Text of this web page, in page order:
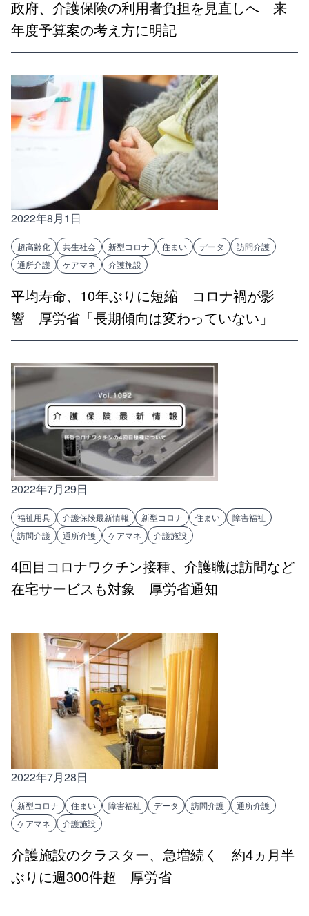
政府、介護保険の利用者負担を見直しへ 来
年度予算案の考え方に明記
2022年8月1日
超高齢化 共生社会 新型コロナ 住まい データ
訪問介護
通所介護
ケアマネ 介護施設
平均寿命、10年ぶりに短縮 コロナ禍が影
響 厚労省「長期傾向は変わっていない」
2022年7月29日
福祉用具 介護保険最新情報 新型コロナ 住まい
障害福祉
訪問介護
通所介護 ケアマネ 介護施設
4回目コロナワクチン接種、介護職は訪問など
在宅サービスも対象 厚労省通知
2022年7月28日
新型コロナ 住まい 障害福祉 データ 訪問介護
通所介護
ケアマネ
介護施設
介護施設のクラスター、急増続く 約4ヵ月半
ぶりに週300件超 厚労省